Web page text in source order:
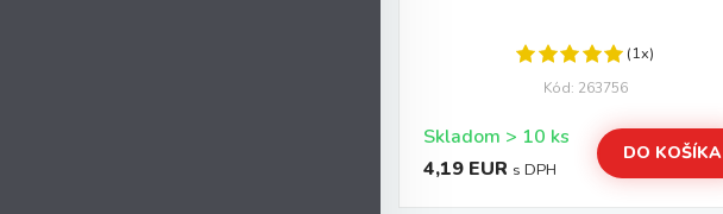
(1x)
Kód: 263756
Skladom > 10 ks
4,19 EUR s DPH
DO KOŠÍKA